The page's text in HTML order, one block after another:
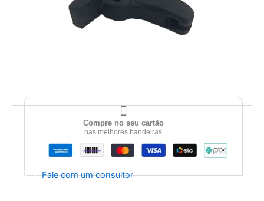
Compre no seu cartão
nas melhores bandeiras
Fale com um consultor